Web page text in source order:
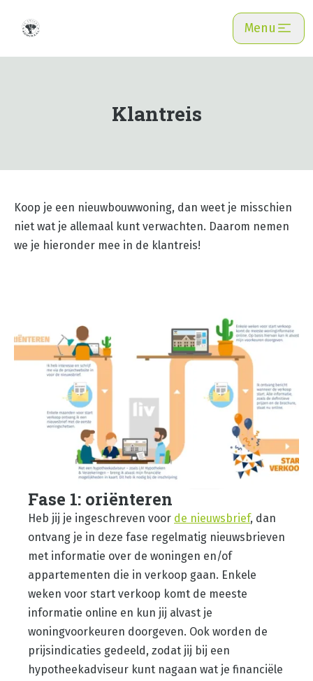
Menu
Klantreis
Koop je een nieuwbouwwoning, dan weet je misschien
niet wat je allemaal kunt verwachten. Daarom nemen
we je hieronder mee in de klantreis!
Fase 1: oriënteren
Heb jij je ingeschreven voor de nieuwsbrief, dan
ontvang je in deze fase regelmatig nieuwsbrieven
met informatie over de woningen en/of
appartementen die in verkoop gaan. Enkele
weken voor start verkoop komt de meeste
informatie online en kun jij alvast je
woningvoorkeuren doorgeven. Ook worden de
prijsindicaties gedeeld, zodat jij bij een
hypotheekadviseur kunt nagaan wat je financiële